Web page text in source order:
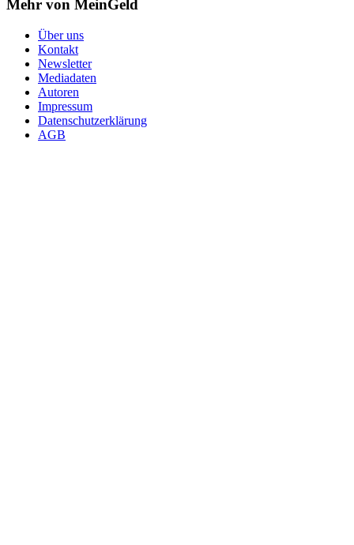
Mehr von MeinGeld
Über uns
Kontakt
Newsletter
Mediadaten
Autoren
Impressum
Datenschutzerklärung
AGB